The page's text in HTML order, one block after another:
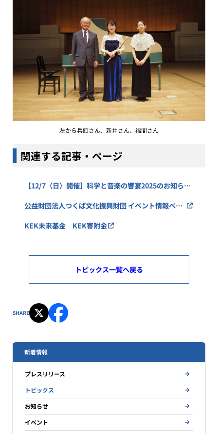
左から兵頭さん、新井さん、福間さん
関連する記事・ページ
【12/7（日）開催】科学と音楽の響宴2025のお知らせ
公益財団法人つくば文化振興財団 イベント情報ペー
KEK未来基金 KEK寄附金
トピックス一覧へ戻る
SHARE
新着情報
プレスリリース
トピックス
お知らせ
イベント